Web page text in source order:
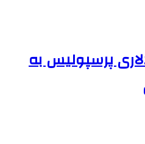
دلاری پرسپولیس به